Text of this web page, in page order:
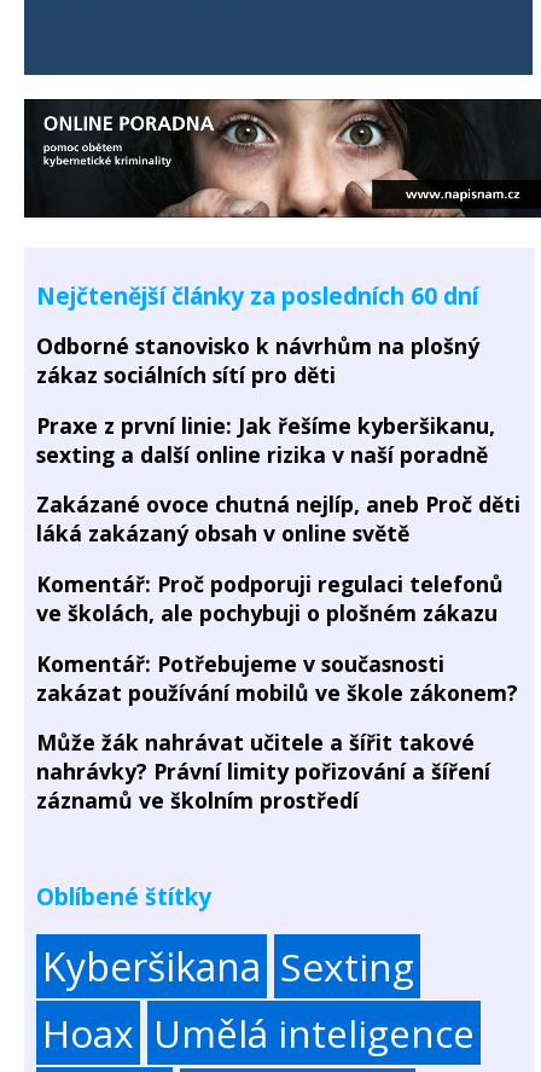
Nejčtenější články za posledních 60 dní
Odborné stanovisko k návrhům na plošný
zákaz sociálních sítí pro děti
Praxe z první linie: Jak řešíme kyberšikanu,
sexting a další online rizika v naší poradně
Zakázané ovoce chutná nejlíp, aneb Proč děti
láká zakázaný obsah v online světě
Komentář: Proč podporuji regulaci telefonů
ve školách, ale pochybuji o plošném zákazu
Komentář: Potřebujeme v současnosti
zakázat používání mobilů ve škole zákonem?
Může žák nahrávat učitele a šířit takové
nahrávky? Právní limity pořizování a šíření
záznamů ve školním prostředí
Oblíbené štítky
Kyberšikana Sexting
Hoax Umělá inteligence